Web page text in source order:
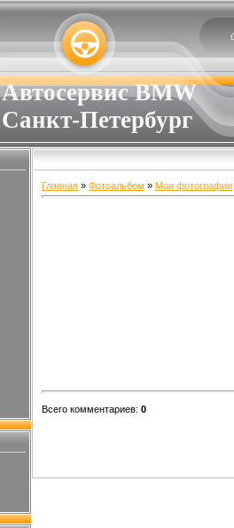
Автосервис BMW
Санкт-Петербург
Главная » Фотоальбом » Мои фотографии
Всего комментариев: 0